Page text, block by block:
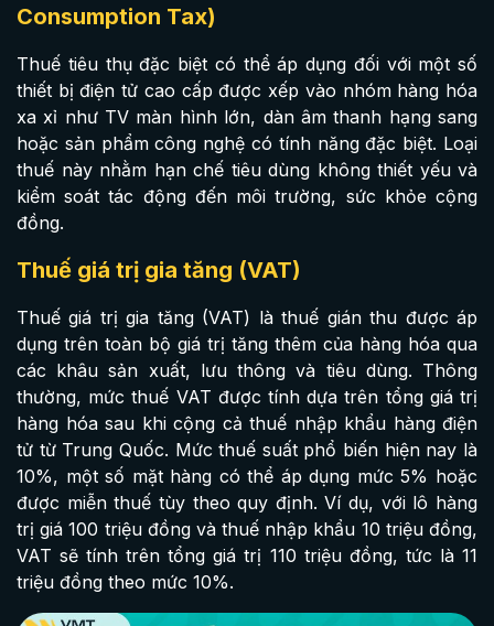
Consumption Tax)
Thuế tiêu thụ đặc biệt có thể áp dụng đối với một số
thiết bị điện tử cao cấp được xếp vào nhóm hàng hóa
xa xỉ như TV màn hình lớn, dàn âm thanh hạng sang
hoặc sản phẩm công nghệ có tính năng đặc biệt. Loại
thuế này nhằm hạn chế tiêu dùng không thiết yếu và
kiểm soát tác động đến môi trường, sức khỏe cộng
đồng.
Thuế giá trị gia tăng (VAT)
Thuế giá trị gia tăng (VAT) là thuế gián thu được áp
dụng trên toàn bộ giá trị tăng thêm của hàng hóa qua
các khâu sản xuất, lưu thông và tiêu dùng. Thông
thường, mức thuế VAT được tính dựa trên tổng giá trị
hàng hóa sau khi cộng cả thuế nhập khẩu hàng điện
tử từ Trung Quốc. Mức thuế suất phổ biến hiện nay là
10%, một số mặt hàng có thể áp dụng mức 5% hoặc
được miễn thuế tùy theo quy định. Ví dụ, với lô hàng
trị giá 100 triệu đồng và thuế nhập khẩu 10 triệu đồng,
VAT sẽ tính trên tổng giá trị 110 triệu đồng, tức là 11
triệu đồng theo mức 10%.